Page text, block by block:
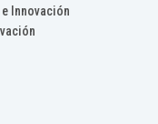
Innovación